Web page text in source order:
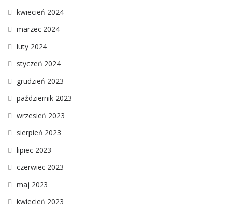
kwiecień 2024
marzec 2024
luty 2024
styczeń 2024
grudzień 2023
październik 2023
wrzesień 2023
sierpień 2023
lipiec 2023
czerwiec 2023
maj 2023
kwiecień 2023